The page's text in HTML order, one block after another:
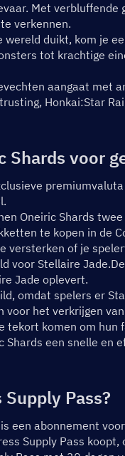
Met
verkennen.
wereld duikt, kom je
tot krachtige
aangaat met
Honkai:Star
Shards voor
Oneiric Shards
te kopen in de
versterken of je
voor Stellaire
Jade oplevert.
omdat spelers er
voor het verkrijgen
tekort komen om hun
Shards een snelle en
Pass?
een abonnement
Supply Pass